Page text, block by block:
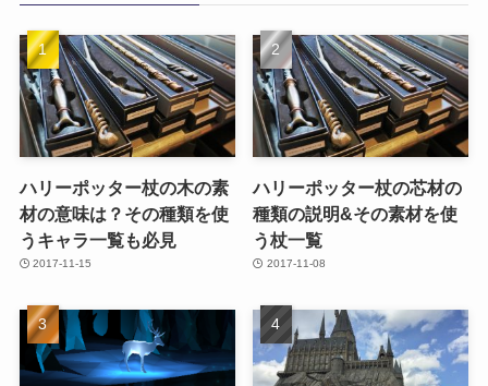
ハリーポッター杖の木の素
材の意味は？その種類を使
うキャラ一覧も必見
2017-11-15
ハリーポッター杖の芯材の
種類の説明&その素材を使
う杖一覧
2017-11-08